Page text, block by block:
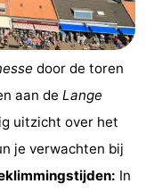
door de toren
aan de Lange
uitzicht over het
je verwachten bij
In